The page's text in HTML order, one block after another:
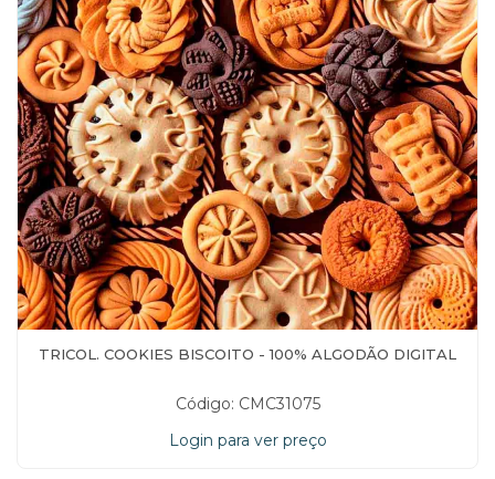
TRICOL. COOKIES BISCOITO - 100% ALGODÃO DIGITAL
Código: CMC31075
Login para ver preço